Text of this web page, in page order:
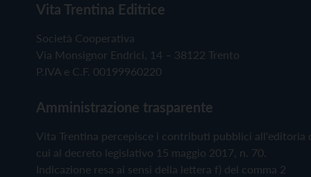
Vita Trentina Editrice
Società Cooperativa
Via Monsignor Endrici, 14 – 38122 Trento
P.IVA e C.F. 00199960220
Amministrazione trasparente
Vita Trentina percepisce i contributi pubblici all'editoria
cui al decreto legislativo 15 maggio 2017, n. 70.
Indicazione resa ai sensi della lettera f) del comma 2